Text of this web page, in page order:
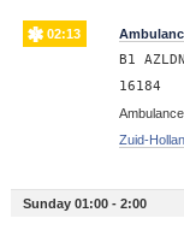
02:13
B1
16184
Zuid-
Sunday 01:00 - 2:00